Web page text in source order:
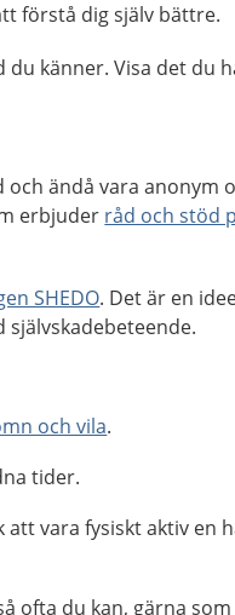
förstå dig själv bättre.
du känner. Visa det du
ändå vara anonym
erbjuder råd och stöd
SHEDO. Det är en
och vila.
tider.
att vara fysiskt aktiv en
ofta du kan, gärna